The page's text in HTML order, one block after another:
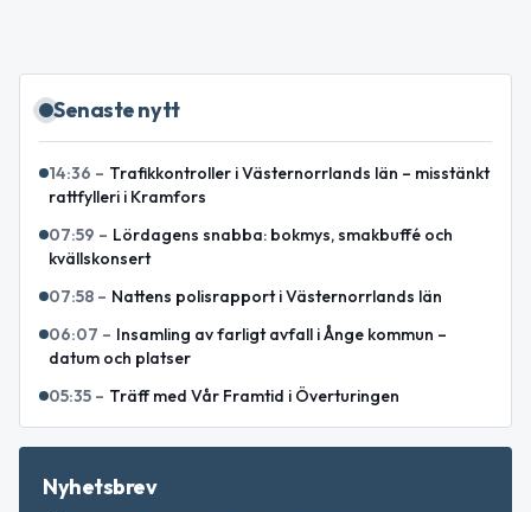
Senaste nytt
14:36 – Trafikkontroller i Västernorrlands län – misstänkt
rattfylleri i Kramfors
07:59 – Lördagens snabba: bokmys, smakbuffé och
kvällskonsert
07:58 – Nattens polisrapport i Västernorrlands län
06:07 – Insamling av farligt avfall i Ånge kommun –
datum och platser
05:35 – Träff med Vår Framtid i Överturingen
Nyhetsbrev